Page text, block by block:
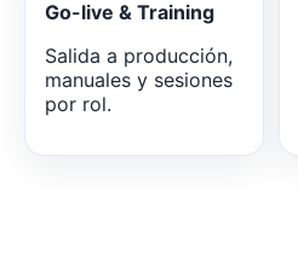
Go-live & Training
Salida a producción,
manuales y sesiones
por rol.